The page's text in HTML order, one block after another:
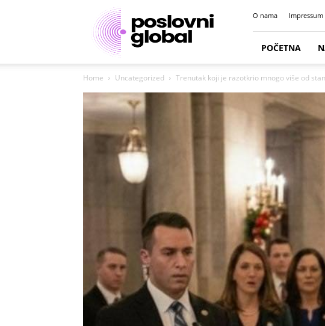
Poslovni
portal
O nama Impressum
POČETNA
Home Uncategorized Trenutak koji je razotkrio mnogo više od